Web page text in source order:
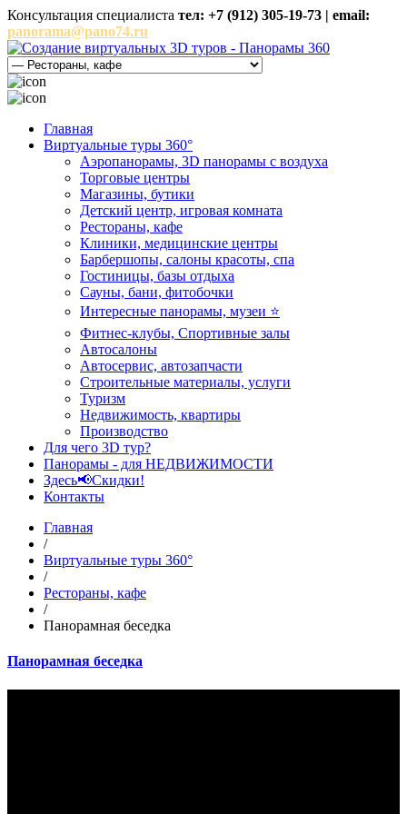
Консультация специалиста тел: +7 (912) 305-19-73 | email:
panorama@pano74.ru
Главная
Виртуальные туры 360°
Аэропанорамы, 3D панорамы с воздуха
Торговые центры
Магазины, бутики
Детский центр, игровая комната
Рестораны, кафе
Клиники, медицинские центры
Барбершопы, салоны красоты, спа
Гостиницы, базы отдыха
Сауны, бани, фитобочки
Интересные панорамы, музеи ⭐
Фитнес-клубы, Спортивные залы
Автосалоны
Автосервис, автозапчасти
Строительные материалы, услуги
Туризм
Недвижимость, квартиры
Производство
Для чего 3D тур?
Панорамы - для НЕДВИЖИМОСТИ
Здесь📢Скидки!
Контакты
Главная
/
Виртуальные туры 360°
/
Рестораны, кафе
/
Панорамная беседка
Панорамная беседка